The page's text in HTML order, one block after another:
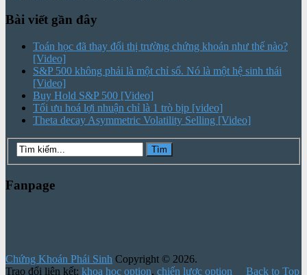
Bài viết gần đây
Toán học đã thay đổi thị trường chứng khoán như thế nào?
[Video]
S&P 500 không phải là một chỉ số. Nó là một hệ sinh thái
[Video]
Buy Hold S&P 500 [Video]
Tối ưu hoá lợi nhuận chỉ là 1 trò bịp [video]
Theta decay Asymmetric Volatility Selling [Video]
Fanpage
Chứng Khoán Phái Sinh Copyright © 2026.
Trao đổi liên kết: khoa hoc option, chiến lược option Back to Top